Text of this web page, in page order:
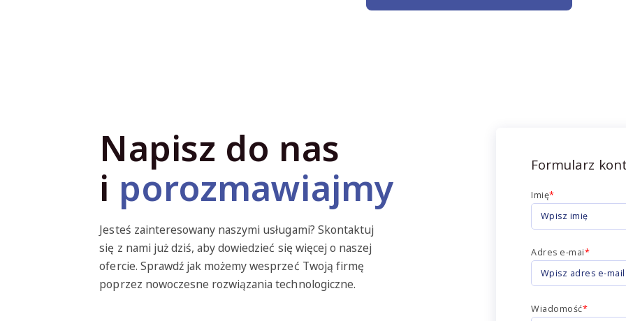
Napisz do nas
i porozmawiajmy
Jesteś zainteresowany naszymi usługami? Skontaktuj
się z nami już dziś, aby dowiedzieć się więcej o naszej
ofercie. Sprawdź jak możemy wesprzeć Twoją firmę
poprzez nowoczesne rozwiązania technologiczne.
Formularz
Imię*
Adres e-mai*
Wiadomość*